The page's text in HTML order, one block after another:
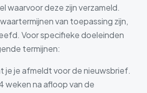
waarvoor deze zijn verzameld.
van toepassing zijn,
Voor specifieke doeleinden
termijnen:
je je afmeldt voor de nieuwsbrief.
weken na afloop van de